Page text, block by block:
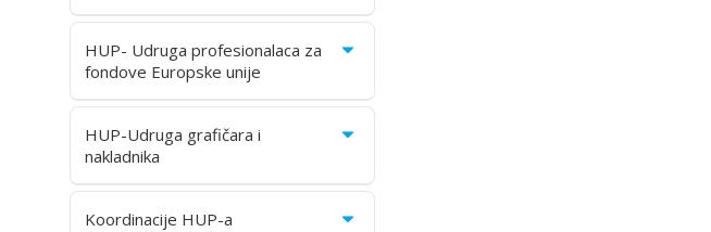
HUP- Udruga profesionalaca za
fondove Europske unije
HUP-Udruga grafičara i
nakladnika
Koordinacije HUP-a